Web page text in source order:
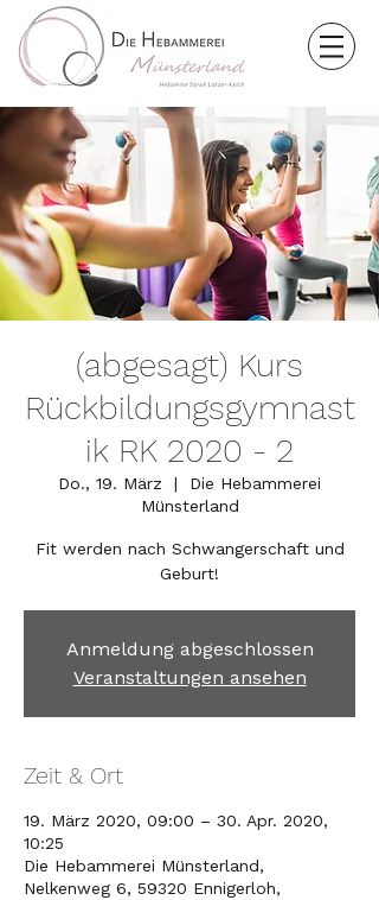
(abgesagt) Kurs
Rückbildungsgymnast
ik RK 2020 - 2
Do., 19. März
  |
Die Hebammerei
Münsterland
Fit werden nach Schwangerschaft und
Geburt!
Anmeldung abgeschlossen
Veranstaltungen ansehen
Zeit & Ort
19. März 2020, 09:00 – 30. Apr. 2020,
10:25
Die Hebammerei Münsterland,
Nelkenweg 6, 59320 Ennigerloh,